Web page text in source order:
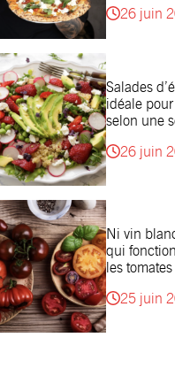
26 juin
Salades
idéale
selon une
26 juin
Ni vin
qui
les tomates
25 juin